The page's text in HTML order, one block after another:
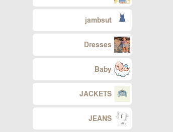
jambsut
Dresses
Baby
JACKETS
JEANS